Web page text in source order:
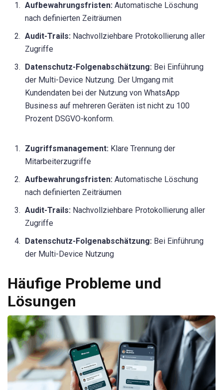
Aufbewahrungsfristen: Automatische Löschung
nach definierten Zeiträumen
Audit-Trails: Nachvollziehbare Protokollierung aller
Zugriffe
Datenschutz-Folgenabschätzung: Bei Einführung
der Multi-Device Nutzung. Der Umgang mit
Kundendaten bei der Nutzung von WhatsApp
Business auf mehreren Geräten ist nicht zu 100
Prozent DSGVO-konform.
Zugriffsmanagement: Klare Trennung der
Mitarbeiterzugriffe
Aufbewahrungsfristen: Automatische Löschung
nach definierten Zeiträumen
Audit-Trails: Nachvollziehbare Protokollierung aller
Zugriffe
Datenschutz-Folgenabschätzung: Bei Einführung
der Multi-Device Nutzung
Häufige Probleme und
Lösungen